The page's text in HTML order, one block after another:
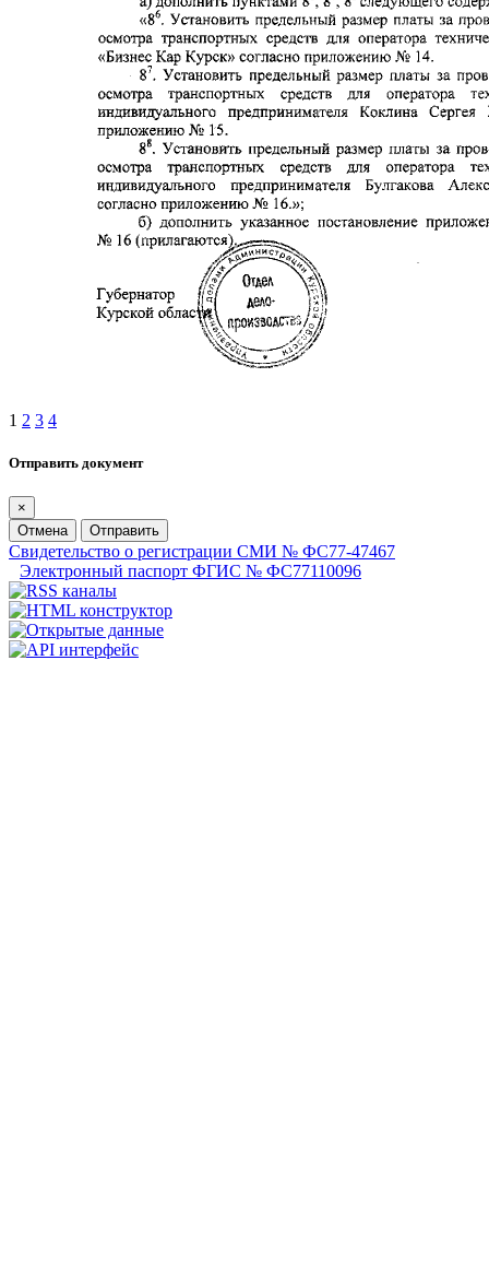
1 2 3 4
Отправить документ
×
Отмена
Отправить
Свидетельство о регистрации СМИ № ФС77-47467
Электронный паспорт ФГИС № ФС77110096